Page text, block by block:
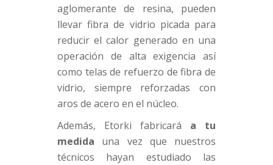
aglomerante de resina, pueden
llevar fibra de vidrio picada para
reducir el calor generado en una
operación de alta exigencia así
como telas de refuerzo de fibra de
vidrio, siempre reforzadas con
aros de acero en el núcleo.
Además, Etorki fabricará a tu
medida una vez que nuestros
técnicos hayan estudiado las